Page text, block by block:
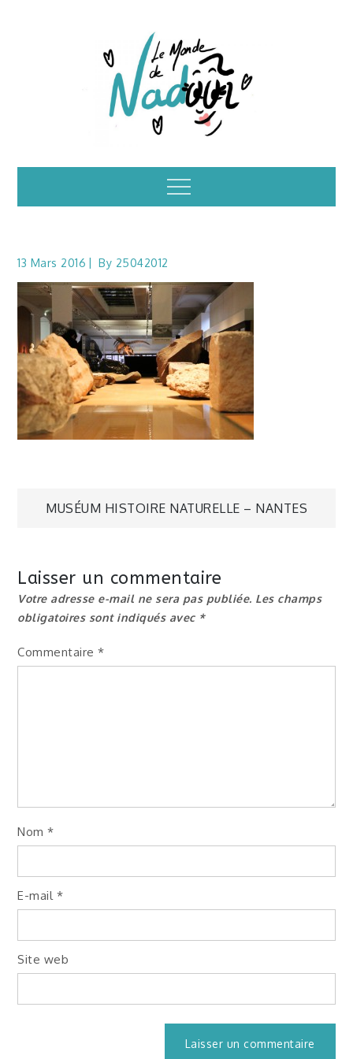
Illustrations – le
monde de Nadoo
Menu
13 Mars 2016 By 25042012
Navigation
l’article
MUSÉUM HISTOIRE NATURELLE – NANTES
Laisser un commentaire
Votre adresse e-mail ne sera pas publiée. Les champs
obligatoires sont indiqués avec *
Commentaire*
Nom*
E-mail *
Site web